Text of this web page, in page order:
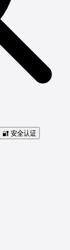
🔐 安全认证